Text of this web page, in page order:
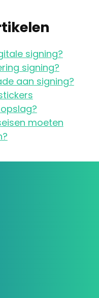
signing?
signing?
aan signing?
moeten